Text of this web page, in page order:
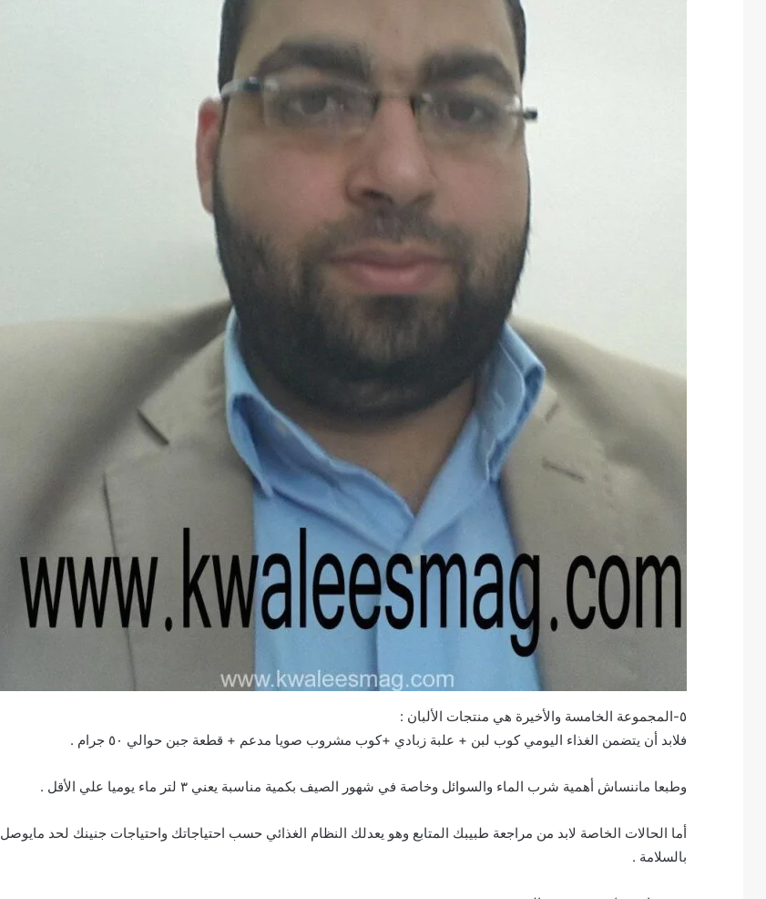
٥-المجموعة الخامسة والأخيرة هي منتجات الألبان :
فلابد أن يتضمن الغذاء اليومي كوب لبن + علبة زبادي +كوب مشروب صويا مدعم + قطعة جبن حوالي ٥٠ جرام .
وطبعا ماننساش أهمية شرب الماء والسوائل وخاصة في شهور الصيف بكمية مناسبة يعني ٣ لتر ماء يوميا علي الأقل .
أما الحالات الخاصة لابد من مراجعة طبيبك المتابع وهو يعدلك النظام الغذائي حسب احتياجاتك واحتياجات جنينك لحد مايوصل
بالسلامة .